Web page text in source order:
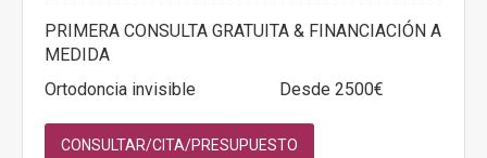
PRIMERA CONSULTA GRATUITA & FINANCIACIÓN A
MEDIDA
Ortodoncia invisible
Desde 2500€
CONSULTAR/CITA/PRESUPUESTO